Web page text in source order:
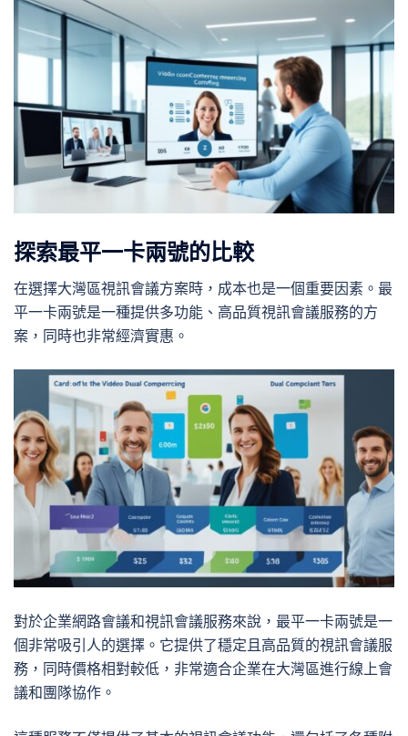
探索最平一卡兩號的比較
在選擇大灣區視訊會議方案時，成本也是一個重要因素。最
平一卡兩號是一種提供多功能、高品質視訊會議服務的方
案，同時也非常經濟實惠。
對於企業網路會議和視訊會議服務來說，最平一卡兩號是一
個非常吸引人的選擇。它提供了穩定且高品質的視訊會議服
務，同時價格相對較低，非常適合企業在大灣區進行線上會
議和團隊協作。